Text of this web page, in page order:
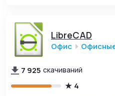
LibreCAD
Офис
7 925 скачиваний
4